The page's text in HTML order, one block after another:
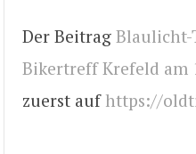
Der Beitrag Blaulicht-
Bikertreff Krefeld am
zuerst auf https://